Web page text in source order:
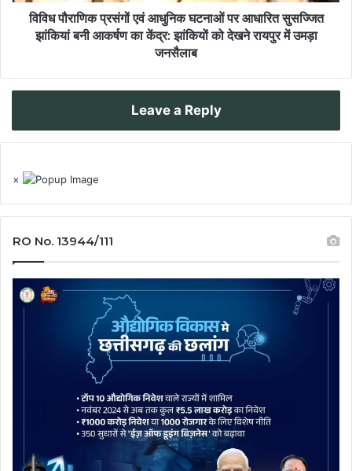
विविध पौराणिक प्रसंगों एवं आधुनिक घटनाओं पर आधारित सुसज्जित
झांकियां बनी आकर्षण का केंद्र: झांकियों को देखने रायपुर में उमड़ा
जनसैलाब
Leave a Reply
×
RO No. 13944/111